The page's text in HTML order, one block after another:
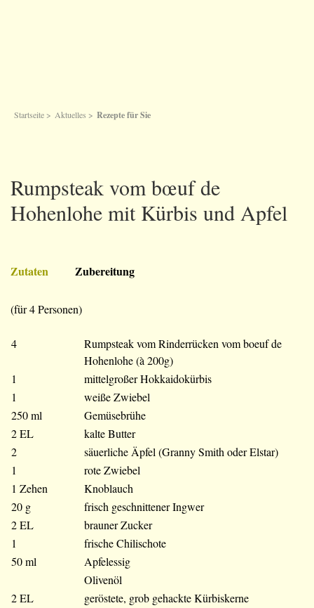
Startseite> Aktuelles > Rezepte für Sie
Rumpsteak vom bœuf de
Hohenlohe mit Kürbis und Apfel
Zutaten Zubereitung
(für 4 Personen)
4
Rumpsteak vom Rinderrücken vom boeuf de
Hohenlohe (à 200g)
1
mittelgroßer Hokkaidokürbis
1
weiße Zwiebel
250 ml
Gemüsebrühe
2 EL
kalte Butter
2
säuerliche Äpfel (Granny Smith oder Elstar)
1
rote Zwiebel
1 Zehen
Knoblauch
20 g
frisch geschnittener Ingwer
2 EL
brauner Zucker
1
frische Chilischote
50 ml
Apfelessig
Olivenöl
2 EL
geröstete, grob gehackte Kürbiskerne